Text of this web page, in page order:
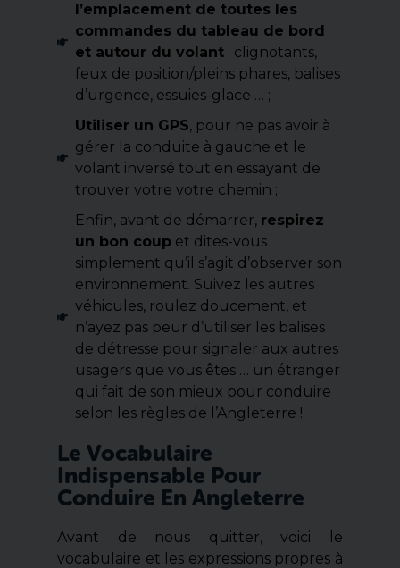
l’emplacement de toutes les
commandes du tableau de bord
et autour du volant : clignotants,
feux de position/pleins phares, balises
d’urgence, essuies-glace … ;
Utiliser un GPS, pour ne pas avoir à
gérer la conduite à gauche et le
volant inversé tout en essayant de
trouver votre votre chemin ;
Enfin, avant de démarrer, respirez
un bon coup et dites-vous
simplement qu’il s’agit d’observer son
environnement. Suivez les autres
véhicules, roulez doucement, et
n’ayez pas peur d’utiliser les balises
de détresse pour signaler aux autres
usagers que vous êtes … un étranger
qui fait de son mieux pour conduire
selon les règles de l’Angleterre !
Le Vocabulaire
Indispensable Pour
Conduire En Angleterre
Avant de nous quitter, voici le
vocabulaire et les expressions propres à